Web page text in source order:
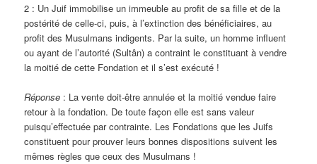
2 : Un Juif immobilise un immeuble au profit de sa fille et de la
postérité de celle-ci, puis, à l’extinction des bénéficiaires, au
profit des Musulmans indigents. Par la suite, un homme influent
ou ayant de l’autorité (Sultân) a contraint le constituant à vendre
la moitié de cette Fondation et il s’est exécuté !
Réponse : La vente doit-être annulée et la moitié vendue faire
retour à la fondation. De toute façon elle est sans valeur
puisqu’effectuée par contrainte. Les Fondations que les Juifs
constituent pour prouver leurs bonnes dispositions suivent les
mêmes règles que ceux des Musulmans !